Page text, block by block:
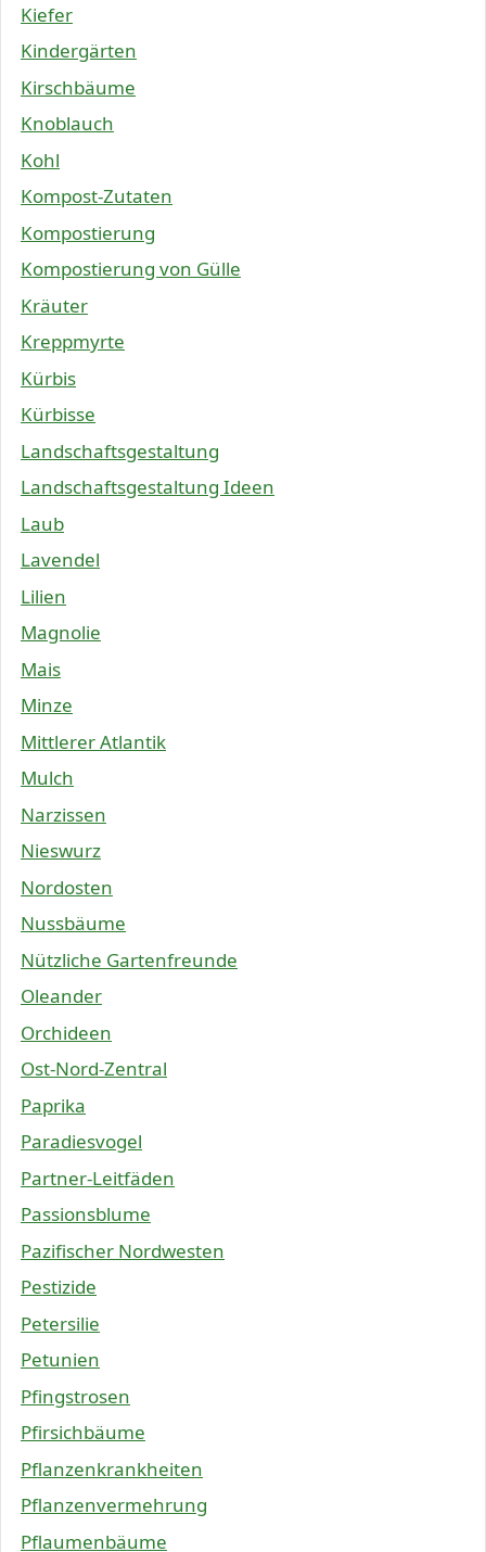
Kiefer
Kindergärten
Kirschbäume
Knoblauch
Kohl
Kompost-Zutaten
Kompostierung
Kompostierung von Gülle
Kräuter
Kreppmyrte
Kürbis
Kürbisse
Landschaftsgestaltung
Landschaftsgestaltung Ideen
Laub
Lavendel
Lilien
Magnolie
Mais
Minze
Mittlerer Atlantik
Mulch
Narzissen
Nieswurz
Nordosten
Nussbäume
Nützliche Gartenfreunde
Oleander
Orchideen
Ost-Nord-Zentral
Paprika
Paradiesvogel
Partner-Leitfäden
Passionsblume
Pazifischer Nordwesten
Pestizide
Petersilie
Petunien
Pfingstrosen
Pfirsichbäume
Pflanzenkrankheiten
Pflanzenvermehrung
Pflaumenbäume